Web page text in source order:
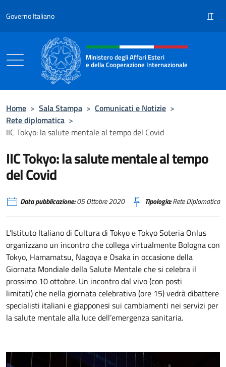
Governo Italiano IT
Intestazione sito, social e menù
Ministero degli Affari Esteri
e della Cooperazione Internazionale
Home > Sala Stampa > Comunicati e Notizie >
Rete diplomatica >
IIC Tokyo: la salute mentale al tempo del Covid
IIC Tokyo: la salute mentale al tempo
del Covid
Data pubblicazione:05 Ottobre 2020 Tipologia:Rete Diplomatica
L’Istituto Italiano di Cultura di Tokyo e Tokyo Soteria Onlus
organizzano un incontro che collega virtualmente Bologna con
Tokyo, Hamamatsu, Nagoya e Osaka in occasione della
Giornata Mondiale della Salute Mentale che si celebra il
prossimo 10 ottobre. Un incontro dal vivo (con posti
limitati) che nella giornata celebrativa (ore 15) vedrà dibattere
specialisti italiani e giapponesi sui cambiamenti nei servizi per
la salute mentale alla luce dell’emergenza sanitaria.